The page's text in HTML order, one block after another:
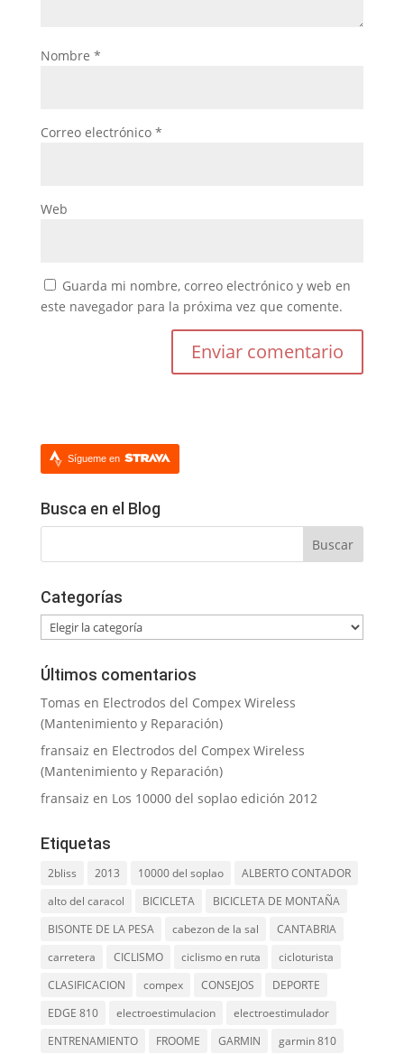
Nombre *
Correo electrónico *
Web
Guarda mi nombre, correo electrónico y web en
este navegador para la próxima vez que comente.
Sígueme en
Busca en el Blog
Categorías
Categorías
Últimos comentarios
Tomas en Electrodos del Compex Wireless
(Mantenimiento y Reparación)
fransaiz en Electrodos del Compex Wireless
(Mantenimiento y Reparación)
fransaiz en Los 10000 del soplao edición 2012
Etiquetas
2bliss 2013 10000 del soplao
ALBERTO CONTADOR
alto del caracol
BICICLETA
BICICLETA DE MONTAÑA
BISONTE DE LA PESA
cabezon de la sal
CANTABRIA
carretera
CICLISMO ciclismo en ruta
cicloturista
CLASIFICACION
compex CONSEJOS
DEPORTE
EDGE 810
electroestimulacion
electroestimulador
ENTRENAMIENTO
FROOME GARMIN garmin 810